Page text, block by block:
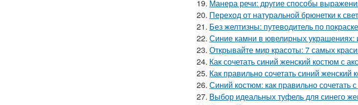
19. Манера речи: другие способы
20. Переход от натуральной брюнетки к
21. Без желтизны: путеводитель по
22. Синие камни в ювелирных украшениях:
23. Открывайте мир красоты: 7 самых
24. Как сочетать синий женский костюм с
25. Как правильно сочетать синий
26. Синий костюм: как правильно сочетать
27. Выбор идеальных туфель для синего